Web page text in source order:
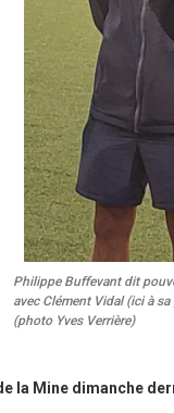
Philippe Buffevant dit
avec Clément Vidal (ici à
(photo Yves Verrière)
la Mine dimanche